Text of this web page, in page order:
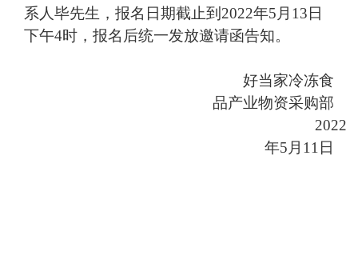
系人毕先生，报名日期截止到 2022年5 月 13日
下午4时，报名后统一发放邀请函告知。
好当家冷冻食
品产业物资采购部
2022
年5 月 11 日